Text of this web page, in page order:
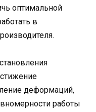
оптимальной
в
деформаций,
работы